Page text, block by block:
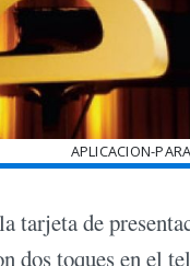
APLICACION-
tarjeta de
dos toques en el